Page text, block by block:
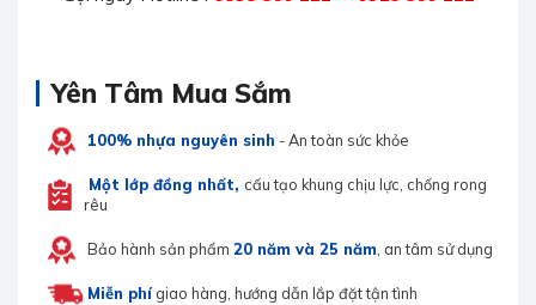
Yên Tâm Mua Sắm
100% nhựa nguyên sinh - An toàn sức khỏe
Một lớp đồng nhất, cấu tạo khung chịu lực, chống rong
rêu
Bảo hành sản phẩm 20 năm và 25 năm, an tâm sử dụng
Miễn phígiao hàng, hướng dẫn lắp đặt tận tình